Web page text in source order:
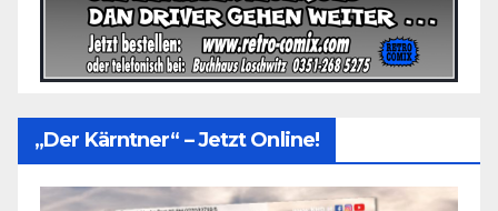
„Der Kärntner“ – Jetzt Online!